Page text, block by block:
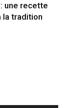
une recette
la tradition